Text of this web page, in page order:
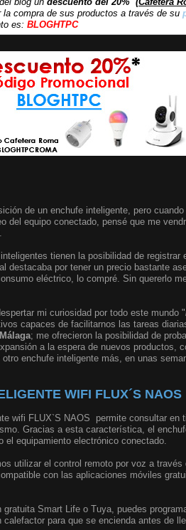
la compra de sus productos a través de su
es: BLOGHTPC
de un enchufe inteligente, pero
del equipo conectado, pensé que me
tienen la posibilidad de registrar
destacaba por tener un precio bastante
eléctrico, lo compré. Sin quererlo
mi curiosidad por todo este mundo "
capaces de facilitarnos las tareas
Málaga; me ofrecieron la posibilidad de
a la espera de nuevos productos,
otro enchufe inteligente más, en unas
WIFI FLUX´S NAOS
wifi FLUX`S NAOS permite consultar en
Gracias a esta característica, el
equipamiento electrónico conectado.
utilizar el control remoto por voz a través
con las aplicaciones móviles
gratuita Smart Life o Tuya, puedes
para que se encienda antes de